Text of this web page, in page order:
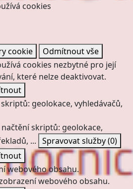
cookies
cookie
Odmítnout vše
cookies nezbytné pro její
které nelze deaktivovat.
geolokace, vyhledávačů,
načtění skriptů: geolokace,
... Spravovat služby(0)
webového obsahu.
webového obsahu.